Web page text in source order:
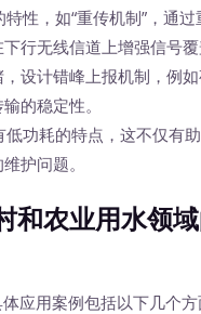
特性，如“重传机制”，通
行无线信道上增强信号覆
，设计错峰上报机制，例
的稳定性。
功耗的特点，这不仅有
护问题。
农业用水领域
用案例包括以下几个方